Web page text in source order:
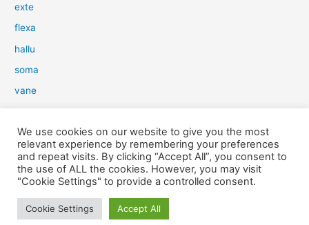
e
r
:
exte
flexa
hallu
soma
vane
slim
aure
light
snow
We use cookies on our website to give you the most
relevant experience by remembering your preferences
and repeat visits. By clicking “Accept All”, you consent to
the use of ALL the cookies. However, you may visit
"Cookie Settings" to provide a controlled consent.
Cookie Settings Accept All